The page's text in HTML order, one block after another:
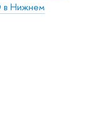
Нижнем